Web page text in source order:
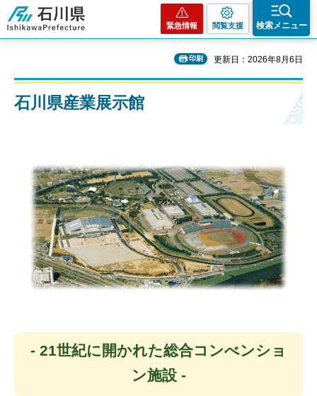
石川県
緊急情報 閲覧支援 検索メニュー
印刷 更新日：2026年8月6日
石川県産業展示館
- 21世紀に開かれた総合コンべンショ
ン施設 -